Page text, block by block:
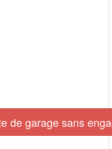
de garage sans